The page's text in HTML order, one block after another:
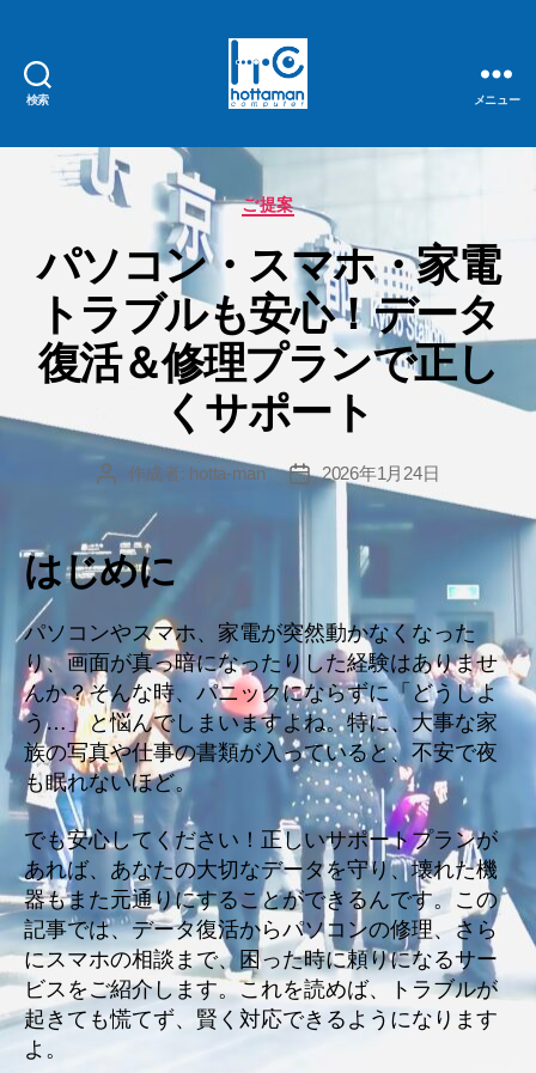
検索
computer
メニュー
カ
ゴ
リ
ー
ご提案
パソコン・スマホ・家電
トラブルも安心！データ
復活＆修理プランで正し
くサポート
投
者
作成者: hotta-man
投
稿
日
2026年1月24日
はじめに
パソコンやスマホ、家電が突然動かなくなった
り、画面が真っ暗になったりした経験はありませ
んか？そんな時、パニックにならずに「どうしよ
う…」と悩んでしまいますよね。特に、大事な家
族の写真や仕事の書類が入っていると、不安で夜
も眠れないほど。
でも安心してください！正しいサポートプランが
あれば、あなたの大切なデータを守り、壊れた機
器もまた元通りにすることができるんです。この
記事では、データ復活からパソコンの修理、さら
にスマホの相談まで、困った時に頼りになるサー
ビスをご紹介します。これを読めば、トラブルが
起きても慌てず、賢く対応できるようになります
よ。